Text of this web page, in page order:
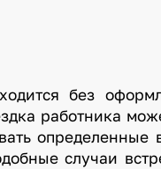
без
работника
определенные
случаи